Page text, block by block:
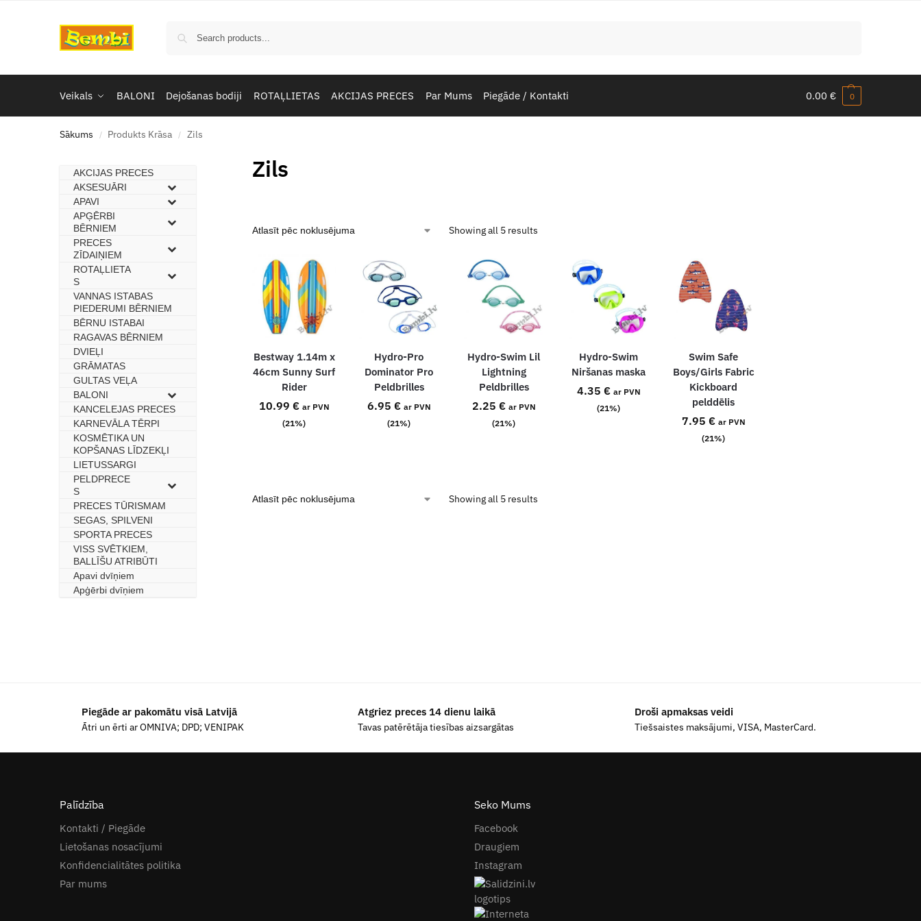
Veikals BALONI Dejošanas bodiji ROTAĻLIETAS AKCIJAS PRECES Par Mums Piegāde / Kontakti 0.00 € 0
Sākums / Produkts Krāsa / Zils
Zils
Showing all 5 results
Bestway 1.14m x
46cm Sunny Surf
Rider
10.99 € ar PVN
(21%)
Hydro-Pro
Dominator Pro
Peldbrilles
6.95 € ar PVN
(21%)
Hydro-Swim Lil
Lightning
Peldbrilles
2.25 € ar PVN
(21%)
Hydro-Swim
Niršanas maska
4.35 € ar PVN
(21%)
Swim Safe
Boys/Girls Fabric
Kickboard
pelddēlis
7.95 € ar PVN
(21%)
Showing all 5 results
AKCIJAS PRECES
–
AKSESUĀRI
–
APAVI
–
APĢĒRBI
BĒRNIEM
–
PRECES
ZĪDAIŅIEM
–
ROTAĻLIETA
S
–
VANNAS ISTABAS
PIEDERUMI BĒRNIEM
–
BĒRNU ISTABAI
–
RAGAVAS BĒRNIEM
–
DVIEĻI
–
GRĀMATAS
–
GULTAS VEĻA
–
BALONI
–
KANCELEJAS PRECES
–
KARNEVĀLA TĒRPI
–
KOSMĒTIKA UN
KOPŠANAS LĪDZEKĻI
–
LIETUSSARGI
–
PELDPRECE
S
–
PRECES TŪRISMAM
–
SEGAS, SPILVENI
–
SPORTA PRECES
–
VISS SVĒTKIEM,
BALLĪŠU ATRIBŪTI
–
Apavi dvīņiem
–
Apģērbi dvīņiem
–
Piegāde ar pakomātu visā Latvijā
Ātri un ērti ar OMNIVA; DPD; VENIPAK
Atgriez preces 14 dienu laikā
Tavas patērētāja tiesības aizsargātas
Droši apmaksas veidi
Tiešsaistes maksājumi, VISA, MasterCard.
Palīdzība
Kontakti / Piegāde
Lietošanas nosacījumi
Konfidencialitātes politika
Par mums
Seko Mums
Facebook
Draugiem
Instagram